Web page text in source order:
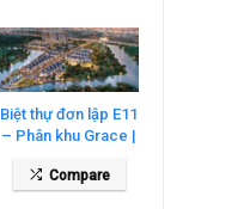
Biệt thự đơn lập E11
– Phân khu Grace |
Waters
Compare